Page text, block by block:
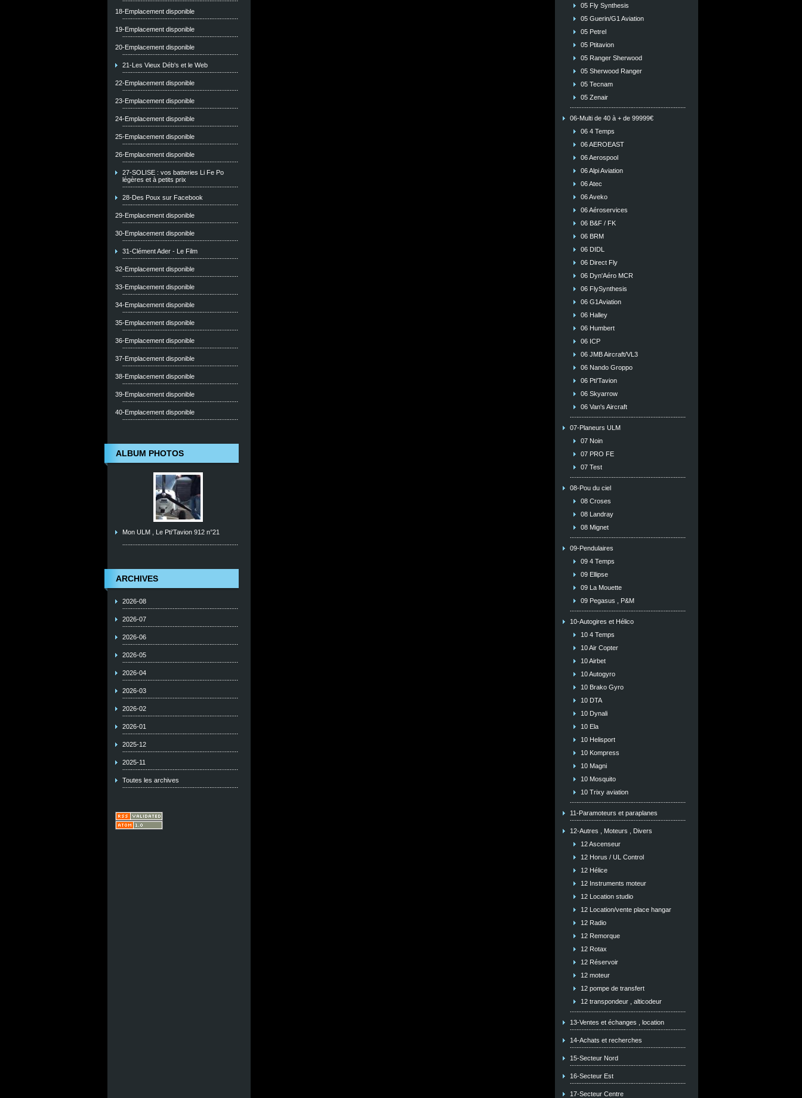
18-Emplacement disponible
19-Emplacement disponible
20-Emplacement disponible
21-Les Vieux Déb's et le Web
22-Emplacement disponible
23-Emplacement disponible
24-Emplacement disponible
25-Emplacement disponible
26-Emplacement disponible
27-SOLISE : vos batteries Li Fe Po
légères et à petits prix
28-Des Poux sur Facebook
29-Emplacement disponible
30-Emplacement disponible
31-Clément Ader - Le Film
32-Emplacement disponible
33-Emplacement disponible
34-Emplacement disponible
35-Emplacement disponible
36-Emplacement disponible
37-Emplacement disponible
38-Emplacement disponible
39-Emplacement disponible
40-Emplacement disponible
ALBUM PHOTOS
Mon ULM , Le Pti'Tavion 912 n°21
ARCHIVES
2026-08
2026-07
2026-06
2026-05
2026-04
2026-03
2026-02
2026-01
2025-12
2025-11
Toutes les archives
05 Fly Synthesis
05 Guerin/G1 Aviation
05 Petrel
05 Ptitavion
05 Ranger Sherwood
05 Sherwood Ranger
05 Tecnam
05 Zenair
06-Multi de 40 à + de 99999€
06 4 Temps
06 AEROEAST
06 Aerospool
06 Alpi Aviation
06 Atec
06 Aveko
06 Aéroservices
06 B&F / FK
06 BRM
06 DIDL
06 Direct Fly
06 Dyn'Aéro MCR
06 FlySynthesis
06 G1Aviation
06 Halley
06 Humbert
06 ICP
06 JMB Aircraft/VL3
06 Nando Groppo
06 Pti'Tavion
06 Skyarrow
06 Van's Aircraft
07-Planeurs ULM
07 Noin
07 PRO FE
07 Test
08-Pou du ciel
08 Croses
08 Landray
08 Mignet
09-Pendulaires
09 4 Temps
09 Ellipse
09 La Mouette
09 Pegasus , P&M
10-Autogires et Hélico
10 4 Temps
10 Air Copter
10 Airbet
10 Autogyro
10 Brako Gyro
10 DTA
10 Dynali
10 Ela
10 Helisport
10 Kompress
10 Magni
10 Mosquito
10 Trixy aviation
11-Paramoteurs et paraplanes
12-Autres , Moteurs , Divers
12 Ascenseur
12 Horus / UL Control
12 Hélice
12 Instruments moteur
12 Location studio
12 Location/vente place hangar
12 Radio
12 Remorque
12 Rotax
12 Réservoir
12 moteur
12 pompe de transfert
12 transpondeur , alticodeur
13-Ventes et échanges , location
14-Achats et recherches
15-Secteur Nord
16-Secteur Est
17-Secteur Centre